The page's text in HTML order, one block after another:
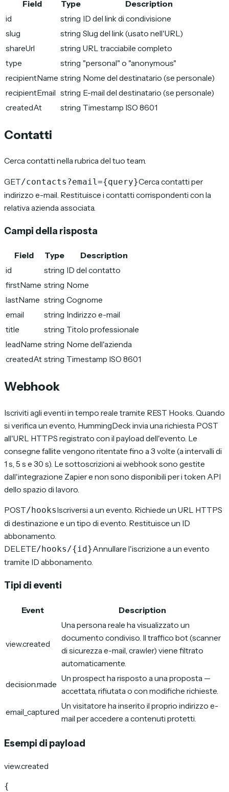
Field Type
Description
id
string ID del link di condivisione
slug
string Slug del link (usato nell'URL)
shareUrl
string URL tracciabile completo
type
string "personal" o "anonymous"
recipientName string Nome del destinatario (se personale)
recipientEmail string E-mail del destinatario (se personale)
createdAt
string Timestamp ISO 8601
Contatti
Cerca contatti nella rubrica del tuo team.
GET/contacts?email={query}Cerca contatti per
indirizzo e-mail. Restituisce i contatti corrispondenti con la
relativa azienda associata.
Campi della risposta
Field Type
Description
id
string ID del contatto
firstName string Nome
lastName string Cognome
email
string Indirizzo e-mail
title
string Titolo professionale
leadName string Nome dell'azienda
createdAt string Timestamp ISO 8601
Webhook
Iscriviti agli eventi in tempo reale tramite REST Hooks. Quando
si verifica un evento, HummingDeck invia una richiesta POST
all'URL HTTPS registrato con il payload dell'evento. Le
consegne fallite vengono ritentate fino a 3 volte (a intervalli di
1 s, 5 s e 30 s). Le sottoscrizioni ai webhook sono gestite
dall'integrazione Zapier e non sono disponibili per i token API
dello spazio di lavoro.
POST/hooksIscriversi a un evento. Richiede un URL HTTPS
di destinazione e un tipo di evento. Restituisce un ID
abbonamento.
DELETE/hooks/{id}Annullare l'iscrizione a un evento
tramite ID abbonamento.
Tipi di eventi
Event Description
view.created
Una persona reale ha visualizzato un
documento condiviso. Il traffico bot (scanner
di sicurezza e-mail, crawler) viene filtrato
automaticamente.
decision.made
Un prospect ha risposto a una proposta —
accettata, rifiutata o con modifiche richieste.
email_captured
Un visitatore ha inserito il proprio indirizzo e-
mail per accedere a contenuti protetti.
Esempi di payload
view.created
{